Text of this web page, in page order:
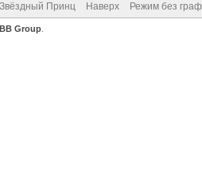
Звёздный Принц Наверх Режим без
Group